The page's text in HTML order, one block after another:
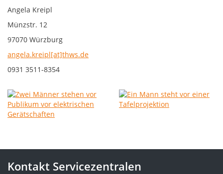
Angela Kreipl
Münzstr. 12
97070 Würzburg
angela.kreipl[at]thws.de
0931 3511-8354
Kontakt Servicezentralen